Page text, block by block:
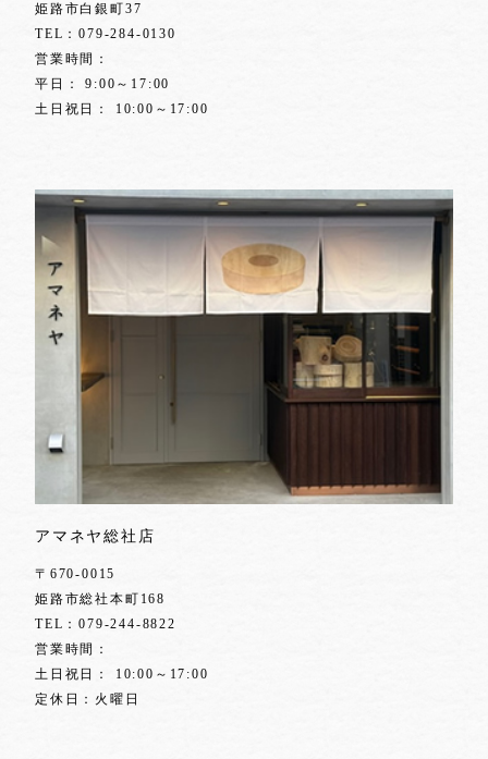
姫路市白銀町37
TEL：079-284-0130
営業時間：
平日： 9:00～17:00
土日祝日： 10:00～17:00
アマネヤ総社店
〒670-0015
姫路市総社本町168
TEL：079-244-8822
営業時間：
土日祝日： 10:00～17:00
定休日：火曜日